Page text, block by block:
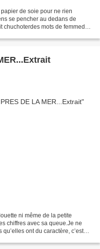
de soie pour ne rien
se pencher au dedans de
mots de femmede
ni même de la petite
chiffres avec sa queue.Je ne
ont du caractère, c’est